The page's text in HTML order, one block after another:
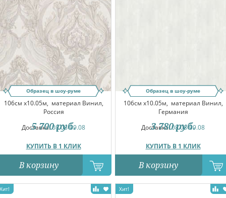
Образец в шоу-руме
106см x10.05м, материал Винил,
Россия
Доставка:08.08-09.08
КУПИТЬ В 1 КЛИК
5 700 руб.
В корзину
Образец в шоу-руме
106см x10.05м, материал Винил,
Германия
Доставка:08.08-09.08
КУПИТЬ В 1 КЛИК
3 780 руб.
В корзину